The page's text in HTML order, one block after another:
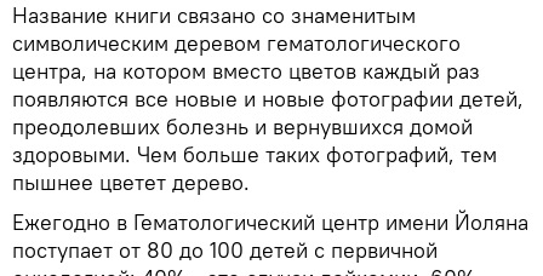
Название книги связано со знаменитым
символическим деревом гематологического
центра, на котором вместо цветов каждый раз
появляются все новые и новые фотографии детей,
преодолевших болезнь и вернувшихся домой
здоровыми. Чем больше таких фотографий, тем
пышнее цветет дерево.
Ежегодно в Гематологический центр имени Йоляна
поступает от 80 до 100 детей с первичной